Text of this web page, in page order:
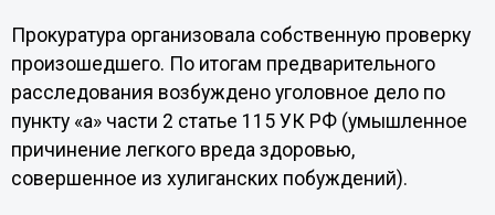
Прокуратура организовала собственную проверку
произошедшего. По итогам предварительного
расследования возбуждено уголовное дело по
пункту «а» части 2 статье 115 УК РФ (умышленное
причинение легкого вреда здоровью,
совершенное из хулиганских побуждений).